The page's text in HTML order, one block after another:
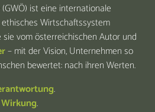
ist eine internationale
Wirtschaftssystem
vom österreichischen Autor und
– mit der Vision, Unternehmen so
bewertet: nach ihren Werten.
.
Wirkung.